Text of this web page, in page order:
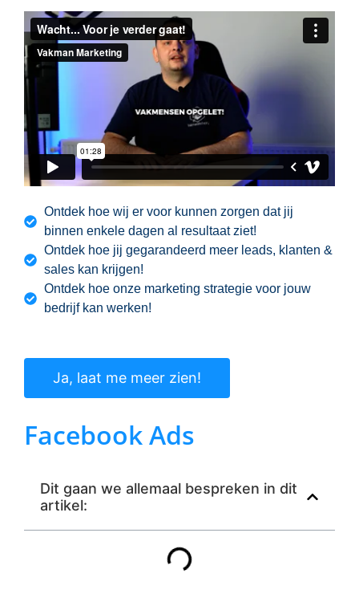
Ontdek hoe wij er voor kunnen zorgen dat jij
binnen enkele dagen al resultaat ziet!
Ontdek hoe jij gegarandeerd meer leads, klanten &
sales kan krijgen!
Ontdek hoe onze marketing strategie voor jouw
bedrijf kan werken!
Ja, laat me meer zien!
Facebook Ads
Dit gaan we allemaal bespreken in dit
artikel: